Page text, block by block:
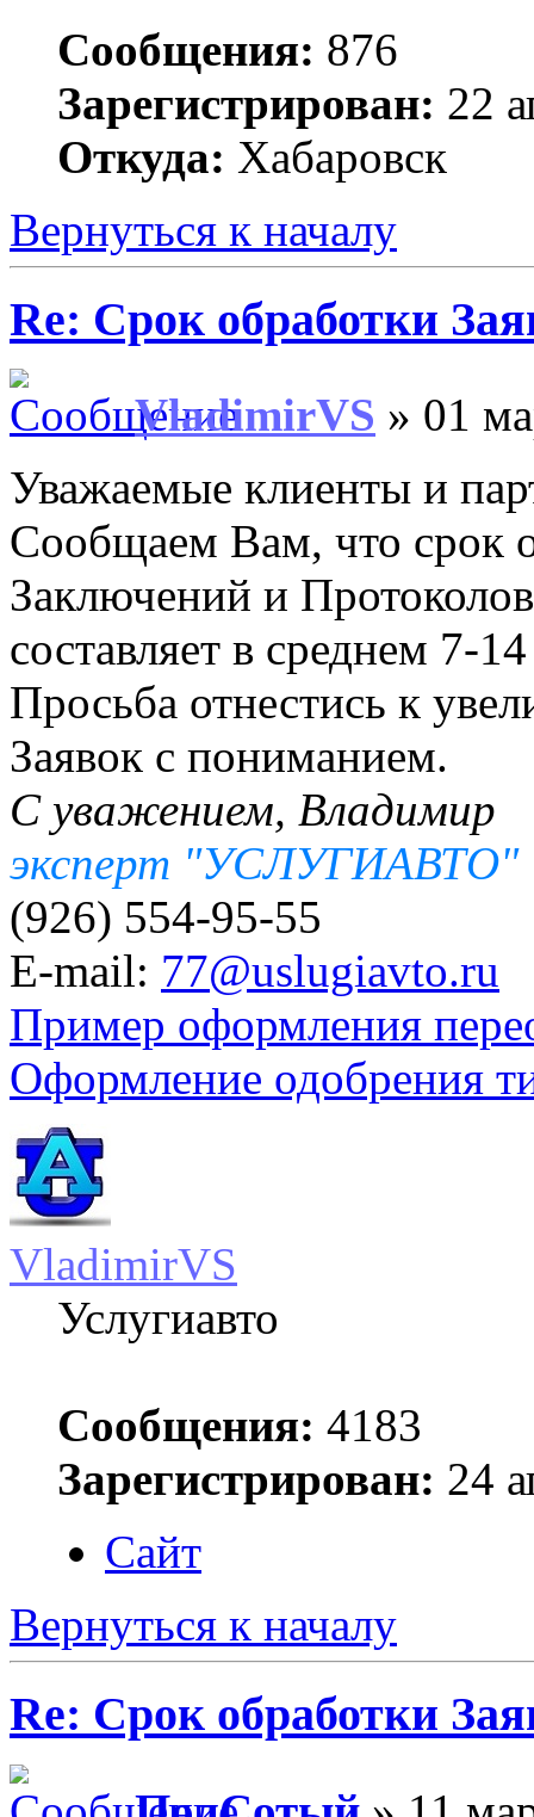
Сообщения: 876
Зарегистрирован: 22
Откуда: Хабаровск
Вернуться к началу
Re: Срок обработки
VladimirVS » 01
Уважаемые клиенты и
Сообщаем Вам, что срок
Заключений и
составляет в среднем 7-
Просьба отнестись к
Заявок с пониманием.
С уважением, Владимир
эксперт "УСЛУГИАВТО"
(926) 554-95-55
E-mail: 77@uslugiavto.ru
Пример оформления
Оформление одобрения
VladimirVS
Услугиавто
Сообщения: 4183
Зарегистрирован: 24
Сайт
Вернуться к началу
Re: Срок обработки